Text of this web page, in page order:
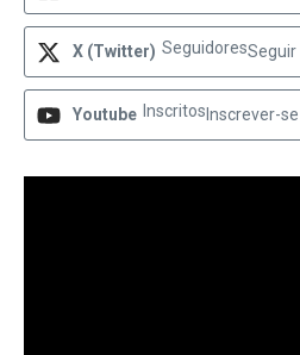
X (Twitter) SeguidoresSeguir
Youtube Inscritos Inscrever-se